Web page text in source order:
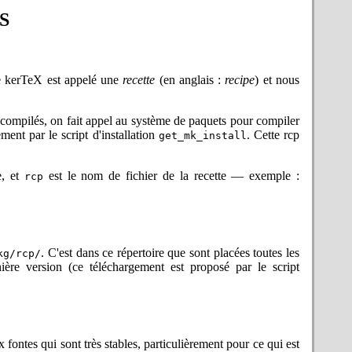
à Antonio Olivares pour avoir
engin TeX principal (compatible
(pas le répertoire du premier
restant des paquets LaTeX — les
(ce qui permet les espaces)
à jour, le temps de vérifier qu'un
pour le code partagé. La plupart
sont des délimiteurs dans les
par tous les utilitaires, tant écrits
DragonFly et Android, sur des
kerTeX est appelé unerecette (en anglais :recipe) et nous
on fait appel au système de paquets pour compiler
par le script d'installation get_mk_install . Cette rcp
et rcp est le nom de fichier de la recette — exemple :
rcp/. C'est dans ce répertoire que sont placées toutes les
version (ce téléchargement est proposé par le script
qui sont très stables, particulièrement pour ce qui est